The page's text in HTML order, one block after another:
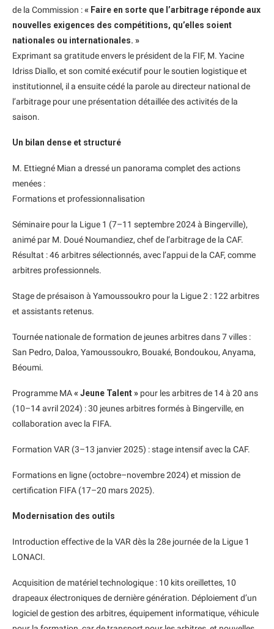
de la Commission :« Faire en sorte que l’arbitrage réponde aux
nouvelles exigences des compétitions, qu’elles soient
nationales ou internationales. »
Exprimant sa gratitude envers le président de la FIF, M. Yacine
Idriss Diallo, et son comité exécutif pour le soutien logistique et
institutionnel, il a ensuite cédé la parole au directeur national de
l’arbitrage pour une présentation détaillée des activités de la
saison.
Un bilan dense et structuré
M. Ettiegné Mian a dressé un panorama complet des actions
menées :
Formations et professionnalisation
Séminaire pour la Ligue 1 (7–11 septembre 2024 à Bingerville),
animé par M. Doué Noumandiez, chef de l’arbitrage de la CAF.
Résultat : 46 arbitres sélectionnés, avec l’appui de la CAF, comme
arbitres professionnels.
Stage de présaison à Yamoussoukro pour la Ligue 2 : 122 arbitres
et assistants retenus.
Tournée nationale de formation de jeunes arbitres dans 7 villes :
San Pedro, Daloa, Yamoussoukro, Bouaké, Bondoukou, Anyama,
Béoumi.
Programme MA« Jeune Talent » pour les arbitres de 14 à 20 ans
(10–14 avril 2024) : 30 jeunes arbitres formés à Bingerville, en
collaboration avec la FIFA.
Formation VAR (3–13 janvier 2025) : stage intensif avec la CAF.
Formations en ligne (octobre–novembre 2024) et mission de
certification FIFA (17–20 mars 2025).
Modernisation des outils
Introduction effective de la VAR dès la 28e journée de la Ligue 1
LONACI.
Acquisition de matériel technologique : 10 kits oreillettes, 10
drapeaux électroniques de dernière génération. Déploiement d’un
logiciel de gestion des arbitres, équipement informatique, véhicule